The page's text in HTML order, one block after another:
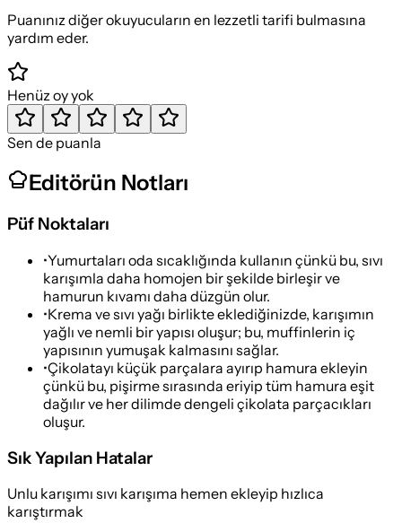
Puanınız diğer okuyucuların en lezzetli tarifi bulmasına
yardım eder.
Henüz oy yok
Sen de puanla
Editörün Notları
Püf Noktaları
•Yumurtaları oda sıcaklığında kullanın çünkü bu, sıvı
karışımla daha homojen bir şekilde birleşir ve
hamurun kıvamı daha düzgün olur.
•Krema ve sıvı yağı birlikte eklediğinizde, karışımın
yağlı ve nemli bir yapısı oluşur; bu, muffinlerin iç
yapısının yumuşak kalmasını sağlar.
•Çikolatayı küçük parçalara ayırıp hamura ekleyin
çünkü bu, pişirme sırasında eriyip tüm hamura eşit
dağılır ve her dilimde dengeli çikolata parçacıkları
oluşur.
Sık Yapılan Hatalar
Unlu karışımı sıvı karışıma hemen ekleyip hızlıca
karıştırmak